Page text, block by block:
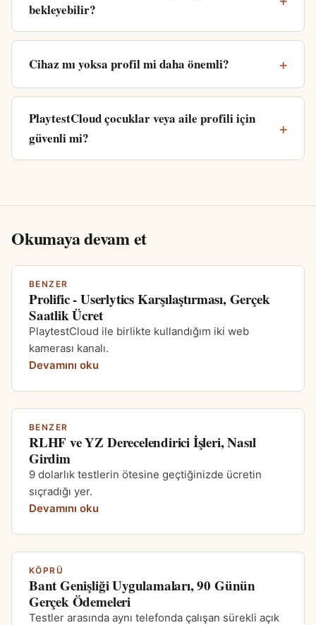
bekleyebilir?
Cihaz mı yoksa profil mi daha önemli?
PlaytestCloud çocuklar veya aile profili için
güvenli mi?
Okumaya devam et
BENZER
Prolific - Userlytics Karşılaştırması, Gerçek
Saatlik Ücret
PlaytestCloud ile birlikte kullandığım iki web
kamerası kanalı.
Devamını oku
BENZER
RLHF ve YZ Derecelendirici İşleri, Nasıl
Girdim
9 dolarlık testlerin ötesine geçtiğinizde ücretin
sıçradığı yer.
Devamını oku
KÖPRÜ
Bant Genişliği Uygulamaları, 90 Günün
Gerçek Ödemeleri
Testler arasında aynı telefonda çalışan sürekli açık